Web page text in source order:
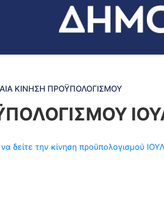
ΚΙΝΗΣΗ ΠΡΟΫΠΟΛΟΓΙΣΜΟΥ
δείτε την κίνηση προϋπολογισμού